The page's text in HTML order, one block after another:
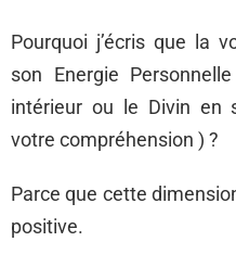
Pourquoi j’écris que la
son Energie
intérieur ou le Divin en
votre compréhension ) ?
Parce que cette
positive.